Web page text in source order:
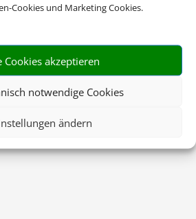
Cookies und Marketing Cookies.
Cookies akzeptieren
notwendige Cookies
ändern